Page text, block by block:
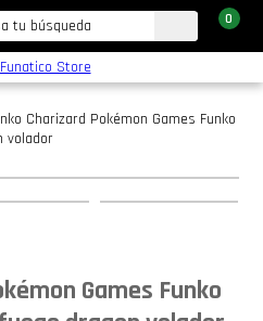
0
Charizard Pokémon Games Funko
volador
Games Funko